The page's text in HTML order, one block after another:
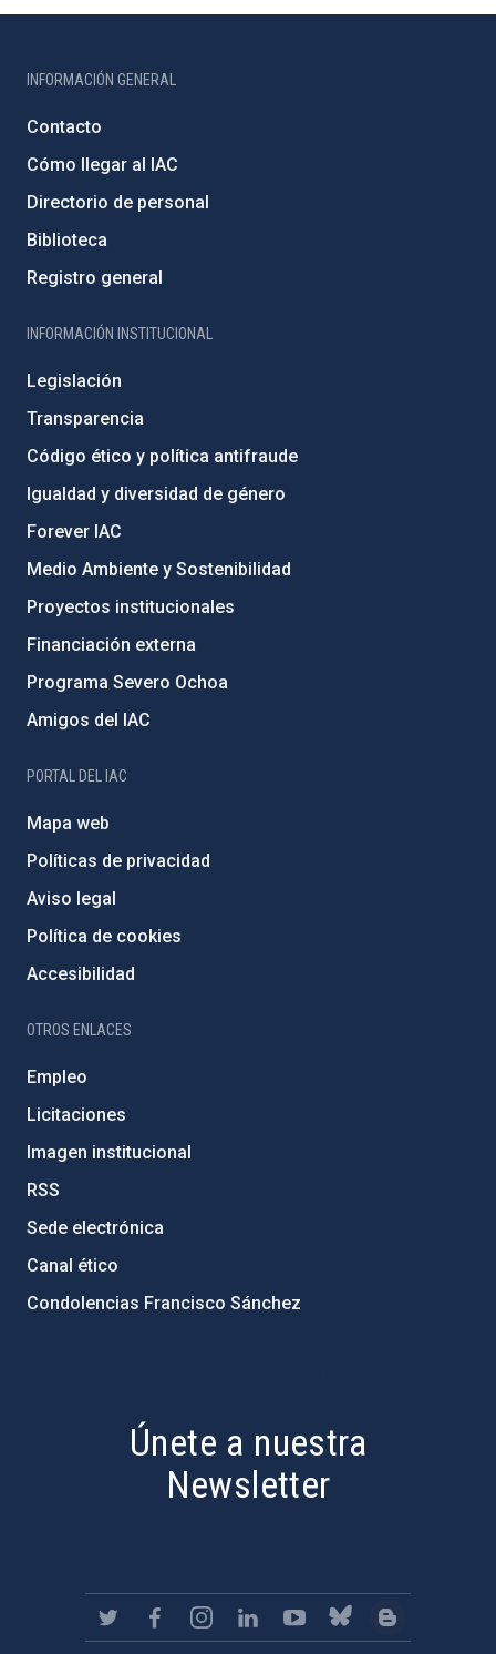
INFORMACIÓN GENERAL
Contacto
Cómo llegar al IAC
Directorio de personal
Biblioteca
Registro general
INFORMACIÓN INSTITUCIONAL
Legislación
Transparencia
Código ético y política antifraude
Igualdad y diversidad de género
Forever IAC
Medio Ambiente y Sostenibilidad
Proyectos institucionales
Financiación externa
Programa Severo Ochoa
Amigos del IAC
PORTAL DEL IAC
Mapa web
Políticas de privacidad
Aviso legal
Política de cookies
Accesibilidad
OTROS ENLACES
Empleo
Licitaciones
Imagen institucional
RSS
Sede electrónica
Canal ético
Condolencias Francisco Sánchez
Únete a nuestra
Newsletter